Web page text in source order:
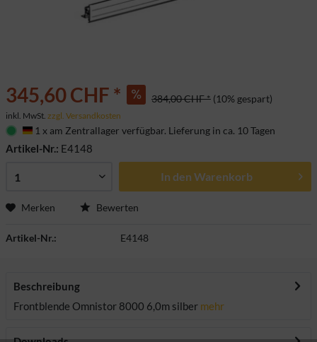
345,60 CHF * 384,00 CHF * (10% gespart)
inkl. MwSt. zzgl. Versandkosten
Deutschland
1 x am Zentrallager verfügbar. Lieferung in ca. 10 Tagen
Artikel-Nr.: E4148
In den Warenkorb
Merken Bewerten
Artikel-Nr.: E4148
Beschreibung
Frontblende Omnistor 8000 6,0m silber mehr